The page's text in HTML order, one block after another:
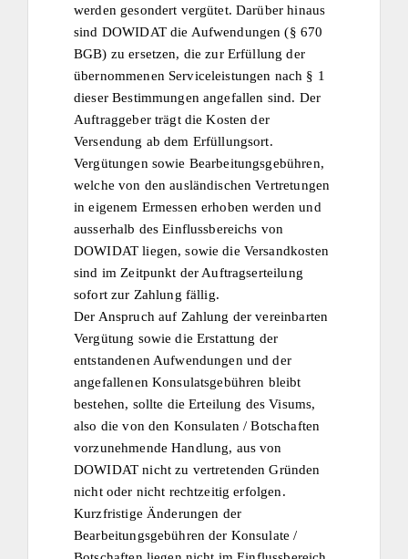
werden gesondert vergütet. Darüber hinaus
sind DOWIDAT die Aufwendungen (§ 670
BGB) zu ersetzen, die zur Erfüllung der
übernommenen Serviceleistungen nach § 1
dieser Bestimmungen angefallen sind. Der
Auftraggeber trägt die Kosten der
Versendung ab dem Erfüllungsort.
Vergütungen sowie Bearbeitungsgebühren,
welche von den ausländischen Vertretungen
in eigenem Ermessen erhoben werden und
ausserhalb des Einflussbereichs von
DOWIDAT liegen, sowie die Versandkosten
sind im Zeitpunkt der Auftragserteilung
sofort zur Zahlung fällig.
Der Anspruch auf Zahlung der vereinbarten
Vergütung sowie die Erstattung der
entstandenen Aufwendungen und der
angefallenen Konsulatsgebühren bleibt
bestehen, sollte die Erteilung des Visums,
also die von den Konsulaten / Botschaften
vorzunehmende Handlung, aus von
DOWIDAT nicht zu vertretenden Gründen
nicht oder nicht rechtzeitig erfolgen.
Kurzfristige Änderungen der
Bearbeitungsgebühren der Konsulate /